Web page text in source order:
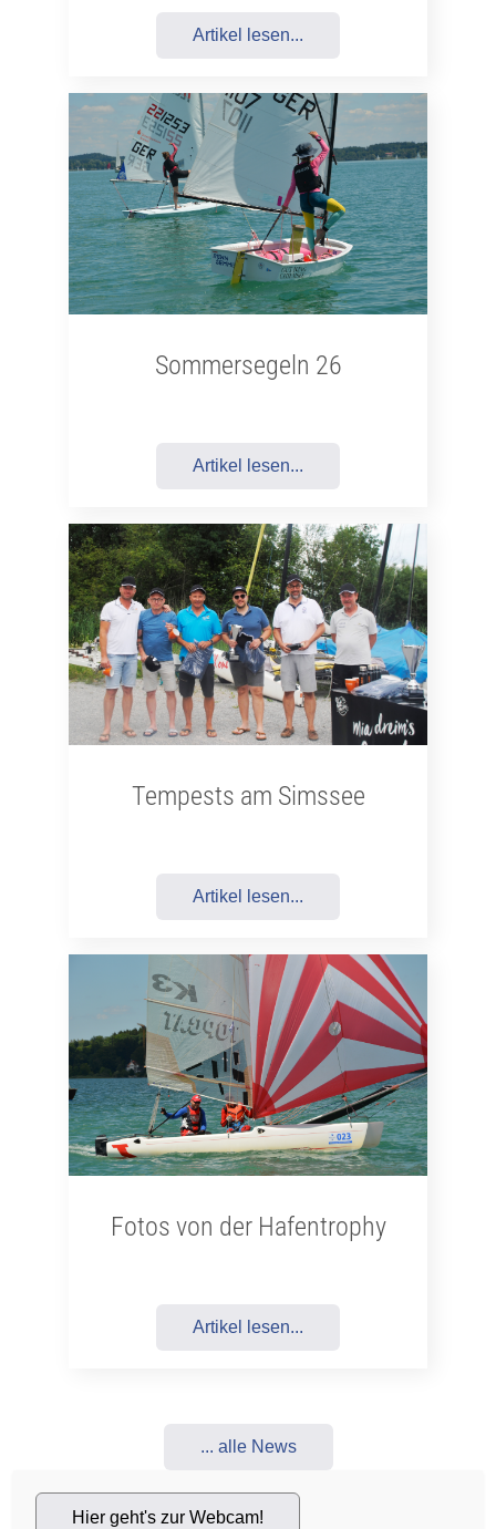
Artikel lesen...
Sommersegeln 26
Artikel lesen...
Tempests am Simssee
Artikel lesen...
Fotos von der Hafentrophy
Artikel lesen...
... alle News
Hier geht's zur Webcam!